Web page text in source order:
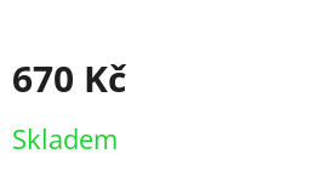
670 Kč
cena:
Skladem